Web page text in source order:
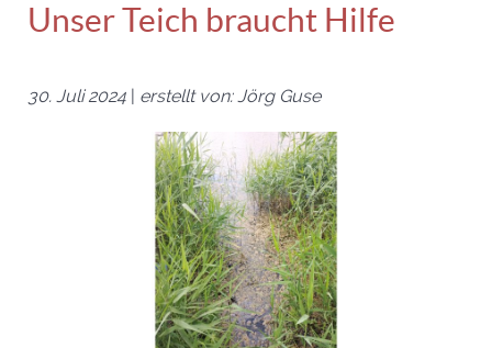
Unser Teich braucht Hilfe
30. Juli 2024 erstellt von: Jörg Guse